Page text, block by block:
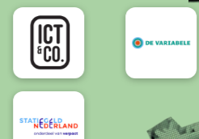
Accessibility